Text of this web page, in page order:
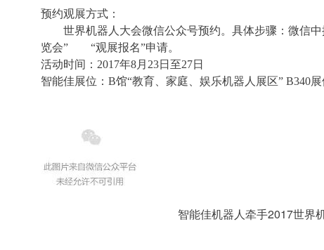
预约观展方式：
世界机器人大会微信公众号预约。具体步骤：微信
览会” “观展报名”申请。
活动时间： 2017年8月23日至27日
智能佳展位： B馆“教育、家庭、娱乐机器人展区” B340展
智能佳机器人牵手2017世界